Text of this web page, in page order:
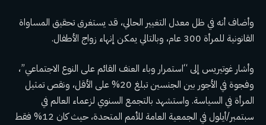
وأضاف أنه في ظل معدل التغيير الحالي، قد يستغرق تحقيق المساواة
القانونية للمرأة 300 عام، وبالتالي يمكن إنهاء زواج الأطفال.
وأشار غوتيريس إلى “استمرار وباء العنف القائم على النوع الاجتماعي”،
وفجوة في الأجور بين الجنسين تبلغ 20% على الأقل، ونقص تمثيل
المرأة في السياسة. واستشهد بالتجمع السنوي لزعماء العالم في
سبتمبر/أيلول في الجمعية العامة للأمم المتحدة، حيث كان 12% فقط